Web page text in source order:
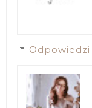
Odpowiedzi